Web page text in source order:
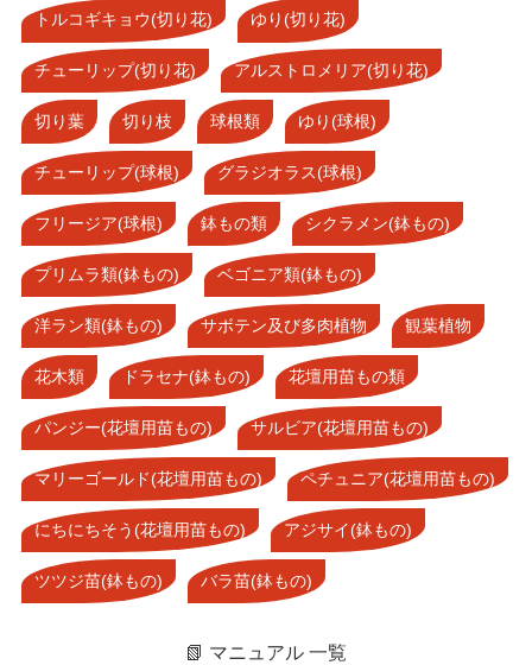
トルコギキョウ(切り花) ゆり(切り花)
チューリップ(切り花) アルストロメリア(切り花)
切り葉 切り枝 球根類 ゆり(球根)
チューリップ(球根) グラジオラス(球根)
フリージア(球根) 鉢もの類 シクラメン(鉢もの)
プリムラ類(鉢もの) ベゴニア類(鉢もの)
洋ラン類(鉢もの) サボテン及び多肉植物 観葉植物
花木類 ドラセナ(鉢もの) 花壇用苗もの類
パンジー(花壇用苗もの) サルビア(花壇用苗もの)
マリーゴールド(花壇用苗もの) ペチュニア(花壇用苗もの)
にちにちそう(花壇用苗もの) アジサイ(鉢もの)
ツツジ苗(鉢もの) バラ苗(鉢もの)
📗 マニュアル 一覧